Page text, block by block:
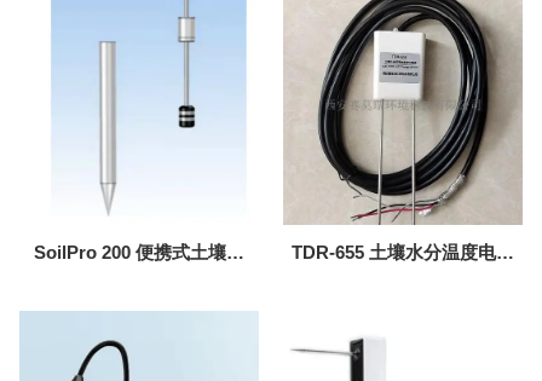
SoilPro 200 便携式土壤剖
TDR-655 土壤水分温度电导